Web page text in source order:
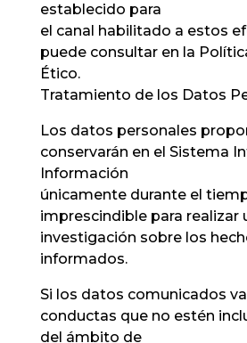
establecido para
el canal habilitado a estos
puede consultar en la
Ético.
Tratamiento de los Datos
Los datos personales
conservarán en el Sistema
Información
únicamente durante el
imprescindible para realizar
investigación sobre los
informados.
Si los datos comunicados
conductas que no estén
del ámbito de